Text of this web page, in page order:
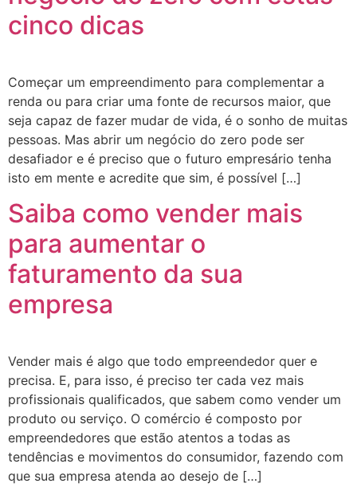
cinco dicas
Começar um empreendimento para complementar a
renda ou para criar uma fonte de recursos maior, que
seja capaz de fazer mudar de vida, é o sonho de muitas
pessoas. Mas abrir um negócio do zero pode ser
desafiador e é preciso que o futuro empresário tenha
isto em mente e acredite que sim, é possível […]
Saiba como vender mais
para aumentar o
faturamento da sua
empresa
Vender mais é algo que todo empreendedor quer e
precisa. E, para isso, é preciso ter cada vez mais
profissionais qualificados, que sabem como vender um
produto ou serviço. O comércio é composto por
empreendedores que estão atentos a todas as
tendências e movimentos do consumidor, fazendo com
que sua empresa atenda ao desejo de […]